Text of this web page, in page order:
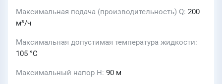
Максимальная подача (производительность) Q 200
м³/ч
Максимальная допустимая температура жидкости
105 °C
Максимальный напор H 90 м